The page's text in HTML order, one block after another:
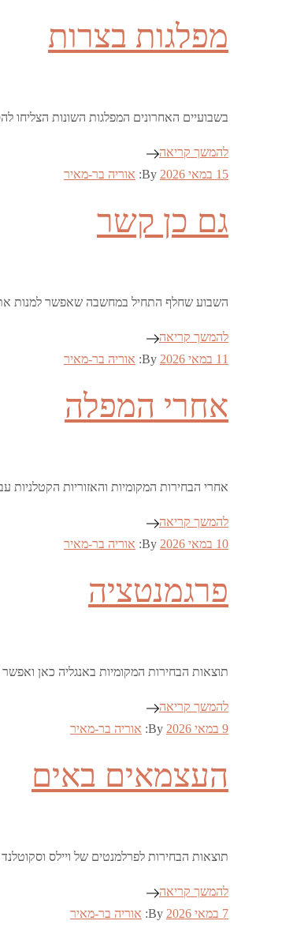
מפלגות בצרות
בשבועיים האחרונים המפלגות השונות הצליחו
להמשך קריאה
Posted
15 במאי 2026 By: אוריה בר-מאיר
גם כן קשר
השבוע שחלף התחיל במחשבה שאפשר למנות
להמשך קריאה
Posted
11 במאי 2026 By: אוריה בר-מאיר
אחרי המפלה
אחרי הבחירות המקומיות והאזוריות
להמשך קריאה
Posted
10 במאי 2026 By: אוריה בר-מאיר
פרגמנטציה
תוצאות הבחירות המקומיות באנגליה כאן
להמשך קריאה
Posted
9 במאי 2026 By: אוריה בר-מאיר
העצמאים באים
תוצאות הבחירות לפרלמנטים של ויילס
להמשך קריאה
Posted
7 במאי 2026 By: אוריה בר-מאיר